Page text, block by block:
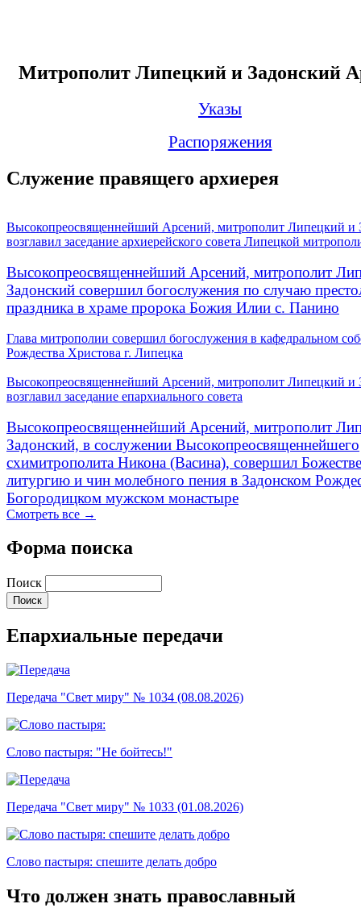
Митрополит Липецкий и Задонский
Указы
Распоряжения
Служение правящего архиерея
Высокопреосвященнейший Арсений, митрополит Липецкий и
возглавил заседание архиерейского совета Липецкой
Высокопреосвященнейший Арсений, митрополит
Задонский совершил богослужения по случаю
праздника в храме пророка Божия Илии с. Панино
Глава митрополии совершил богослужения в кафедральном
Рождества Христова г. Липецка
Высокопреосвященнейший Арсений, митрополит Липецкий и
возглавил заседание епархиального совета
Высокопреосвященнейший Арсений, митрополит
Задонский, в сослужении Высокопреосвященнейшего
схимитрополита Никона (Васина), совершил
литургию и чин молебного пения в Задонском
Богородицком мужском монастыре
Смотреть все →
Форма поиска
Поиск
Епархиальные передачи
Передача "Свет миру" № 1034 (08.08.2026)
Слово пастыря: "Не бойтесь!"
Передача "Свет миру" № 1033 (01.08.2026)
Слово пастыря: спешите делать добро
Что должен знать православный